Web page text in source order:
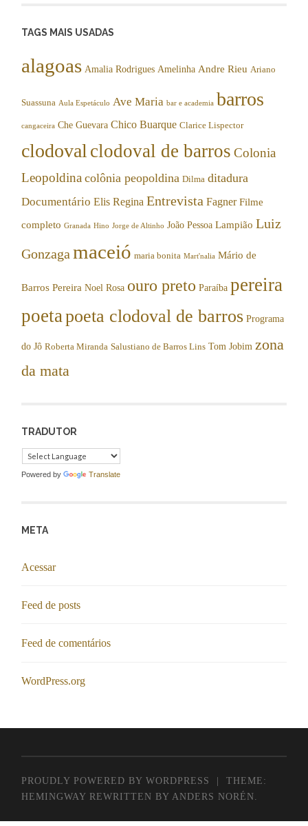
TAGS MAIS USADAS
alagoas Amalia Rodrigues Amelinha Andre Rieu Ariano
Suassuna Aula Espetáculo Ave Maria bar e academia barros
cangaceira Che Guevara Chico Buarque Clarice Lispector
clodoval clodoval de barros Colonia
Leopoldina colônia peopoldina Dilma ditadura
Documentário Elis Regina Entrevista Fagner Filme
completo Granada Hino Jorge de Altinho João Pessoa Lampião Luiz
Gonzaga maceió maria bonita Mart'nalia Mário de
Barros Pereira Noel Rosa ouro preto Paraíba pereira
poeta poeta clodoval de barros Programa
do Jô Roberta Miranda Salustiano de Barros Lins Tom Jobim zona
da mata
TRADUTOR
Powered by Translate
META
Acessar
Feed de posts
Feed de comentários
WordPress.org
PROUDLY POWERED BY WORDPRESS
THEME:
HEMINGWAY REWRITTEN BYANDERS NORÉN.